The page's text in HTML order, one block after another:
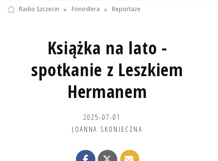
Radio Szczecin » Fonosfera » Reportaże
Książka na lato -
spotkanie z Leszkiem
Hermanem
2025-07-01
JOANNA SKONIECZNA